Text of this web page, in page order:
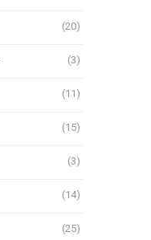
(20)
(3)
(11)
(15)
(3)
(14)
(25)